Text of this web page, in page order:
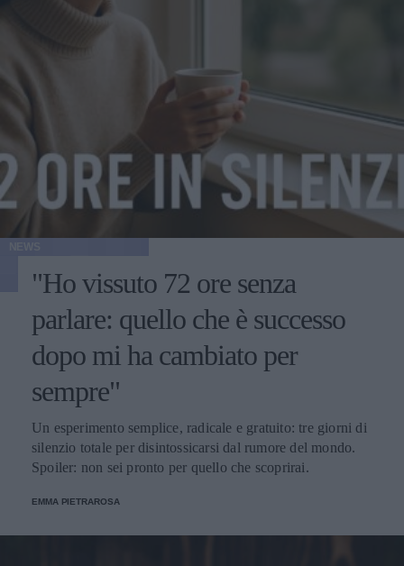
"Ho vissuto 72 ore senza
parlare: quello che è successo
dopo mi ha cambiato per
sempre"
Un esperimento semplice, radicale e gratuito: tre giorni di
silenzio totale per disintossicarsi dal rumore del mondo.
Spoiler: non sei pronto per quello che scoprirai.
EMMA PIETRAROSA